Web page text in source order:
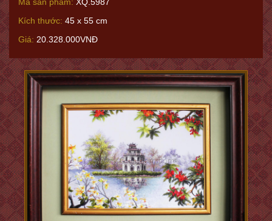
Kích thước: 45 x 55 cm
Giá: 20.328.000VNĐ